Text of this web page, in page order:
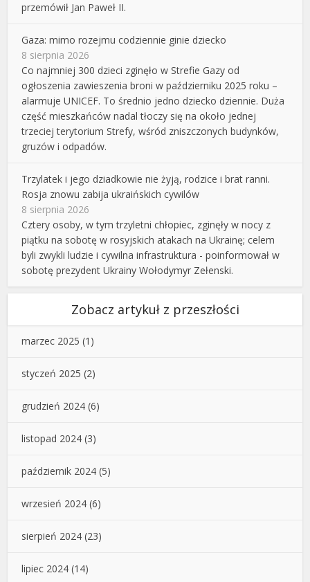
przemówił Jan Paweł II.
Gaza: mimo rozejmu codziennie ginie dziecko
8 sierpnia 2026
Co najmniej 300 dzieci zginęło w Strefie Gazy od
ogłoszenia zawieszenia broni w październiku 2025 roku –
alarmuje UNICEF. To średnio jedno dziecko dziennie. Duża
część mieszkańców nadal tłoczy się na około jednej
trzeciej terytorium Strefy, wśród zniszczonych budynków,
gruzów i odpadów.
Trzylatek i jego dziadkowie nie żyją, rodzice i brat ranni.
Rosja znowu zabija ukraińskich cywilów
8 sierpnia 2026
Cztery osoby, w tym trzyletni chłopiec, zginęły w nocy z
piątku na sobotę w rosyjskich atakach na Ukrainę; celem
byli zwykli ludzie i cywilna infrastruktura - poinformował w
sobotę prezydent Ukrainy Wołodymyr Zełenski.
Zobacz artykuł z przeszłości
marzec 2025 (1)
styczeń 2025 (2)
grudzień 2024 (6)
listopad 2024 (3)
październik 2024 (5)
wrzesień 2024 (6)
sierpień 2024 (23)
lipiec 2024 (14)